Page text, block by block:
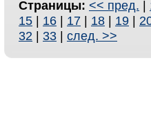
Страницы: << пред. |
15 | 16 | 17 | 18 | 19 |
32 | 33 | след. >>